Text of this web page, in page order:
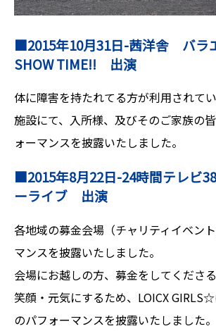
■2015年10月31日-茜洋舎 バラ
SHOW TIME!! 出演
体に障害を持たれてる方が利用されて
施設にて、入所様、及びそのご家族の
ォーマンスを披露いたしました。
■2015年8月22日-24時間テレビ
ーライブ 出演
各地域の募金会場（チャリティイベン
マンスを披露いたしました。
会場にお越しの方、募金をしてくださ
笑顔・元気にするため、LOICX
のパフォーマンスを披露いたしました。